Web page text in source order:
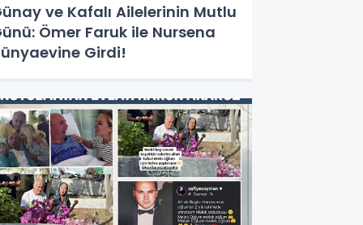
ve Kafalı Ailelerinin Mutlu
Ömer Faruk ile Nursena
Girdi!